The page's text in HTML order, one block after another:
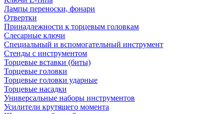
Лампы переноски, фонари
Отвертки
Принадлежности к торцевым головкам
Слесарные ключи
Специальный и вспомогательный инструмент
Стенды с инструментом
Торцевые вставки (биты)
Торцевые головки
Торцевые головки ударные
Торцевые насадки
Универсальные наборы инструментов
Усилители крутящего момента